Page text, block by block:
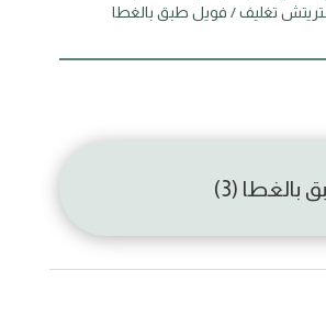
تغليف/ فويل طبق بالغطا
بالغطا (3)